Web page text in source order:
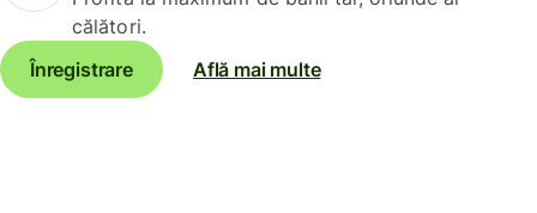
călători.
Înregistrare
Află mai multe